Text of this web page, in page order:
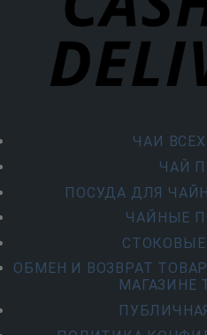
ЧАИ
ЧАЙ
ПОСУДА ДЛЯ
ЧАЙНЫЕ
ОБМЕН И ВОЗВРАТ
МАГАЗИНЕ